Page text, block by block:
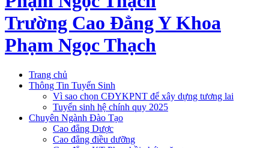
Trường Cao Đẳng Y Khoa
Phạm Ngọc Thạch
Trang chủ
Thông Tin Tuyển Sinh
Vì sao chọn CĐYKPNT để xây dựng tương lai
Tuyển sinh hệ chính quy 2025
Chuyên Ngành Đào Tạo
Cao đẳng Dược
Cao đẳng điều dưỡng